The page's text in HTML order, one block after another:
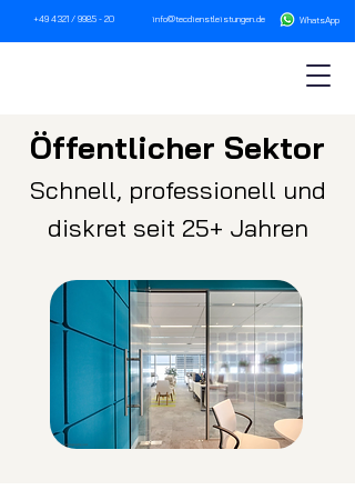
+49 4321 / 9985 - 20 info@tecdienstleistungen.de WhatsApp
Öffentlicher Sektor
Schnell, professionell und
diskret seit 25+ Jahren